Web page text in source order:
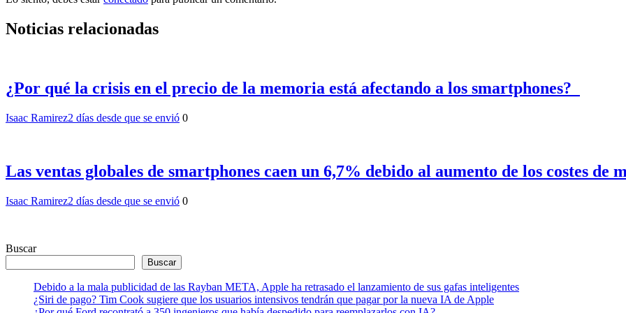
Noticias relacionadas
¿Por qué la crisis en el precio de la memoria está afectando a los smartphones?
Isaac Ramirez2 días desde que se envió 0
Las ventas globales de smartphones caen un 6,7% debido al aumento de los costes de
Isaac Ramirez2 días desde que se envió 0
Buscar
Buscar
Debido a la mala publicidad de las Rayban META, Apple ha retrasado el lanzamiento de sus gafas inteligentes
¿Siri de pago? Tim Cook sugiere que los usuarios intensivos tendrán que pagar por la nueva IA de Apple